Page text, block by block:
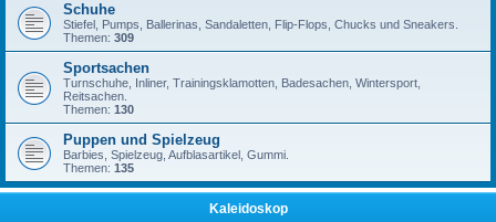
Schuhe
Stiefel, Pumps, Ballerinas, Sandaletten, Flip-Flops, Chucks und Sneakers.
Themen: 309
Sportsachen
Turnschuhe, Inliner, Trainingsklamotten, Badesachen, Wintersport,
Reitsachen.
Themen: 130
Puppen und Spielzeug
Barbies, Spielzeug, Aufblasartikel, Gummi.
Themen: 135
Kaleidoskop